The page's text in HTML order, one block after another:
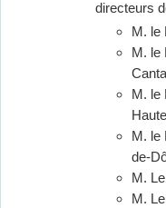
directeurs
M. le
M. le
M. le
M. le
de-
M.
M.